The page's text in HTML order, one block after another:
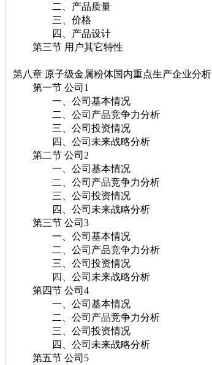
二、产品质量
三、价格
四、产品设计
第三节 用户其它特性
第八章 原子级金属粉体国内重点生产企业分析
第一节 公司1
一、公司基本情况
二、公司产品竞争力分析
三、公司投资情况
四、公司未来战略分析
第二节 公司2
一、公司基本情况
二、公司产品竞争力分析
三、公司投资情况
四、公司未来战略分析
第三节 公司3
一、公司基本情况
二、公司产品竞争力分析
三、公司投资情况
四、公司未来战略分析
第四节 公司4
一、公司基本情况
二、公司产品竞争力分析
三、公司投资情况
四、公司未来战略分析
第五节 公司5